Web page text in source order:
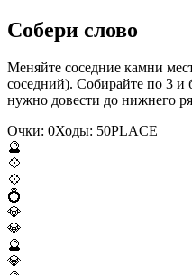
Собери слово
Меняйте соседние камни
соседний). Собирайте по 3 и
нужно довести до нижнего
Очки: 0Ходы: 50PLACE
🔮
💠
💠
💍
💎
💎
🔮
💎